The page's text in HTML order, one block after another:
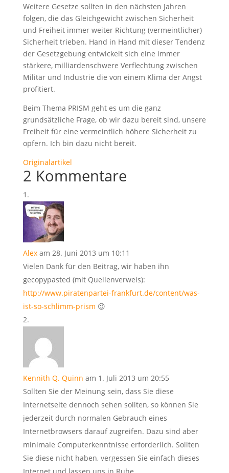
Weitere Gesetze sollten in den nächsten Jahren
folgen, die das Gleichgewicht zwischen Sicherheit
und Freiheit immer weiter Richtung (vermeintlicher)
Sicherheit trieben. Hand in Hand mit dieser Tendenz
der Gesetzgebung entwickelt sich eine immer
stärkere, milliardenschwere Verflechtung zwischen
Militär und Industrie die von einem Klima der Angst
profitiert.
Beim Thema PRISM geht es um die ganz
grundsätzliche Frage, ob wir dazu bereit sind, unsere
Freiheit für eine vermeintlich höhere Sicherheit zu
opfern. Ich bin dazu nicht bereit.
Originalartikel
2 Kommentare
Alex am 28. Juni 2013 um 10:11
Vielen Dank für den Beitrag, wir haben ihn
gecopypasted (mit Quellenverweis):
http://www.piratenpartei-frankfurt.de/content/was-
ist-so-schlimm-prism 😉
Kennith Q. Quinn am 1. Juli 2013 um 20:55
Sollten Sie der Meinung sein, dass Sie diese
Internetseite dennoch sehen sollten, so können Sie
jederzeit durch normalen Gebrauch eines
Internetbrowsers darauf zugreifen. Dazu sind aber
minimale Computerkenntnisse erforderlich. Sollten
Sie diese nicht haben, vergessen Sie einfach dieses